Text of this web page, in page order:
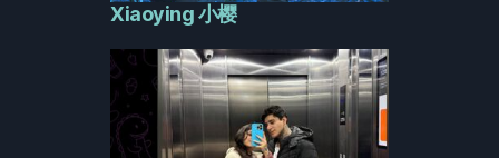
Xiaoying 小樱